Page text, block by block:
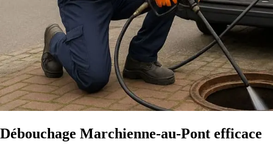
Débouchage Marchienne-au-Pont efficace